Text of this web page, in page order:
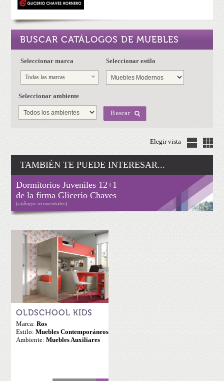
BUSCAR CATÁLOGOS DE MUEBLES
Seleccionar marca
Todas las marcas
Seleccionar estilo
Seleccionar ambiente
Buscar
Elegir vista
TAMBIÉN TE PUEDE INTERESAR...
Dormitorios Juveniles 12+1
de la firma Glicerio Chaves
(catálogos recomendados)
OLDSCHOOL KIDS
Marca:Ros
Estilo:Muebles Contemporáneos
Ambiente:Muebles Auxiliares